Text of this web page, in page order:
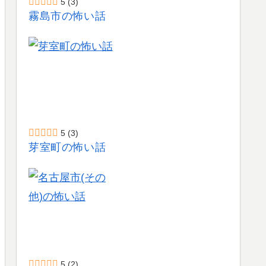
霧島市の怖い話
5 (3)
芽室町の怖い話
5 (2)